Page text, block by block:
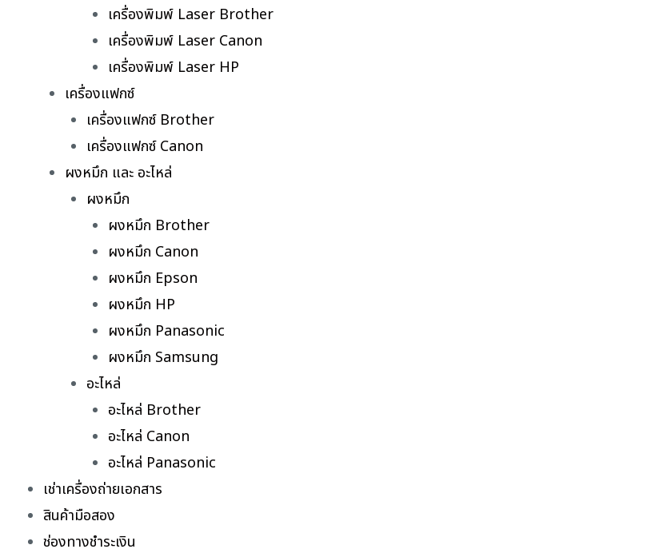
เครื่องพิมพ์ Laser Brother
เครื่องพิมพ์ Laser Canon
เครื่องพิมพ์ Laser HP
เครื่องแฟกซ์
เครื่องแฟกซ์ Brother
เครื่องแฟกซ์ Canon
ผงหมึก และ อะไหล่
ผงหมึก
ผงหมึก Brother
ผงหมึก Canon
ผงหมึก Epson
ผงหมึก HP
ผงหมึก Panasonic
ผงหมึก Samsung
อะไหล่
อะไหล่ Brother
อะไหล่ Canon
อะไหล่ Panasonic
เช่าเครื่องถ่ายเอกสาร
สินค้ามือสอง
ช่องทางชำระเงิน